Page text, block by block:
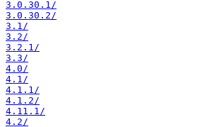
3.0.30.1/
3.0.30.2/
3.1/
3.2/
3.2.1/
3.3/
4.0/
4.1/
4.1.1/
4.1.2/
4.11.1/
4.2/